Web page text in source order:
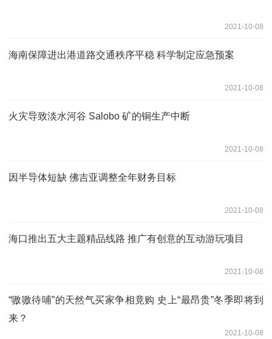
2021-10-08
海南保障进出港道路交通秩序平稳 科学制定应急预案
2021-10-08
火灾导致淡水河谷 Salobo 矿的铜生产中断
2021-10-08
因半导体短缺 佛吉亚调整全年财务目标
2021-10-08
海口推出五大主题精品线路 推广有创意的互动游玩项目
2021-10-08
“嗷嗷待哺”的天然气买家争相竟购 史上“最昂贵”冬季即将到
来？
2021-10-08